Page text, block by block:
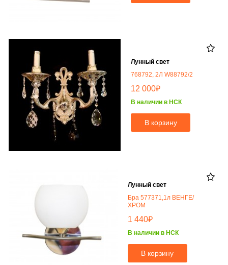
Лунный свет
768792, 2Л W88792/2
12 000₽
В наличии в НСК
В корзину
Лунный свет
Бра 577371,1л ВЕНГЕ/
ХРОМ
1 440₽
В наличии в НСК
В корзину